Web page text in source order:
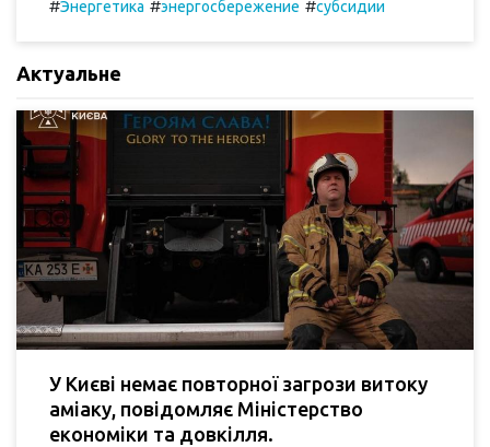
#Энергетика #энергосбережение #субсидии
Актуальне
У Києві немає повторної загрози витоку
аміаку, повідомляє Міністерство
економіки та довкілля.